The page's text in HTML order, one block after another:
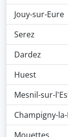
Jouy-sur-Eure
Serez
Dardez
Huest
Mesnil-sur-
Champigny-